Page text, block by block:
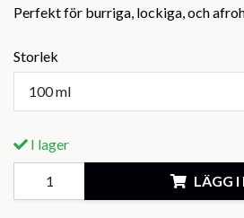
Perfekt för burriga, lockiga, och
Storlek
100 ml
I lager
LÄGG I